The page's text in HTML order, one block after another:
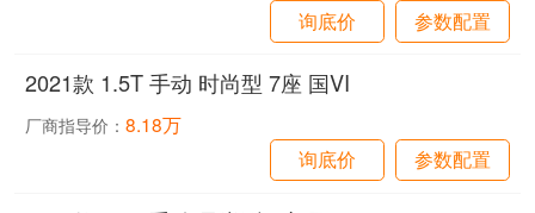
询底价
参数配置
2021款 1.5T 手动 时尚型 7座 国VI
厂商指导价：8.18万
询底价
参数配置